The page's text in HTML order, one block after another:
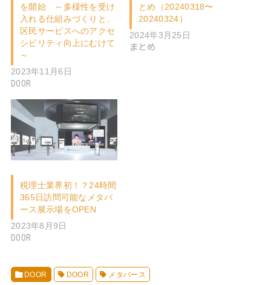
を開始 ～多様性を受け
入れる仕組みづくりと、
区民サービスへのアクセ
シビリティ向上にむけて
～
2023年11月6日
DOOR
とめ（20240318〜
20240324）
2024年3月25日
まとめ
税理士業界初！？24時間
365日訪問可能なメタバ
ース展示場をOPEN
2023年8月9日
DOOR
DOOR DOOR メタバース